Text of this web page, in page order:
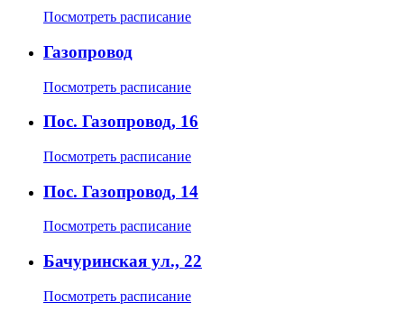
Посмотреть расписание
Газопровод
Посмотреть расписание
Пос. Газопровод, 16
Посмотреть расписание
Пос. Газопровод, 14
Посмотреть расписание
Бачуринская ул., 22
Посмотреть расписание